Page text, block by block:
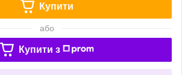
Купити
або
Купити з